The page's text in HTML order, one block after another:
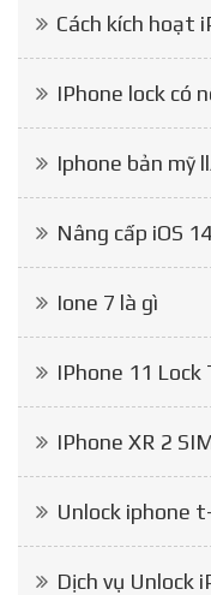
Cách kích hoạt
IPhone lock có
Iphone bản mỹ
Nâng cấp iOS
Ione 7 là gì
IPhone 11 Lock
IPhone XR 2
Unlock iphone
Dịch vụ Unlock